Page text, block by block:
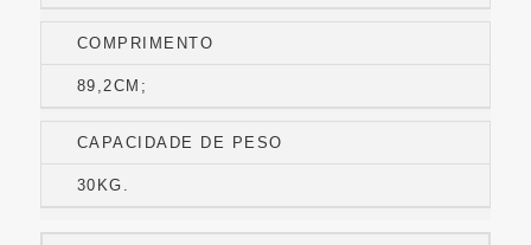
COMPRIMENTO
89,2CM;
CAPACIDADE DE PESO
30KG.